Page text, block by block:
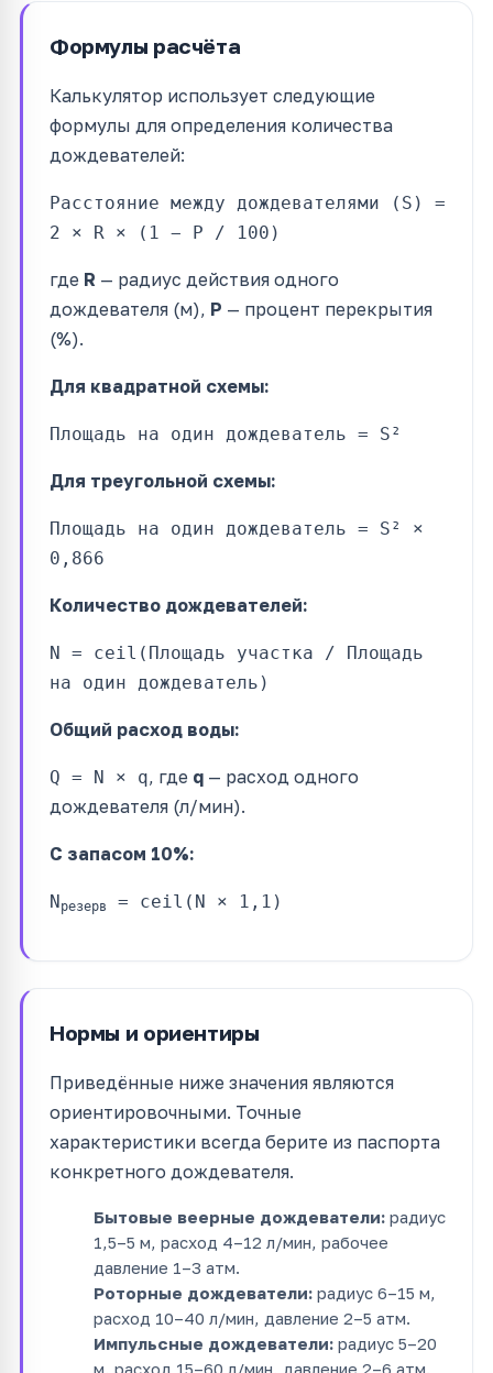
Формулы расчёта
Калькулятор использует следующие
формулы для определения количества
дождевателей:
Расстояние между дождевателями (S) =
2 × R × (1 − P / 100)
где R — радиус действия одного
дождевателя (м), P — процент перекрытия
(%).
Для квадратной схемы:
Площадь на один дождеватель = S²
Для треугольной схемы:
Площадь на один дождеватель = S² ×
0,866
Количество дождевателей:
N = ceil(Площадь участка / Площадь
на один дождеватель)
Общий расход воды:
Q = N × q, где q — расход одного
дождевателя (л/мин).
С запасом 10%:
Nрезерв = ceil(N × 1,1)
Нормы и ориентиры
Приведённые ниже значения являются
ориентировочными. Точные
характеристики всегда берите из паспорта
конкретного дождевателя.
Бытовые веерные дождеватели: радиус
1,5–5 м, расход 4–12 л/мин, рабочее
давление 1–3 атм.
Роторные дождеватели: радиус 6–15 м,
расход 10–40 л/мин, давление 2–5 атм.
Импульсные дождеватели: радиус 5–20
м, расход 15–60 л/мин, давление 2–6 атм.